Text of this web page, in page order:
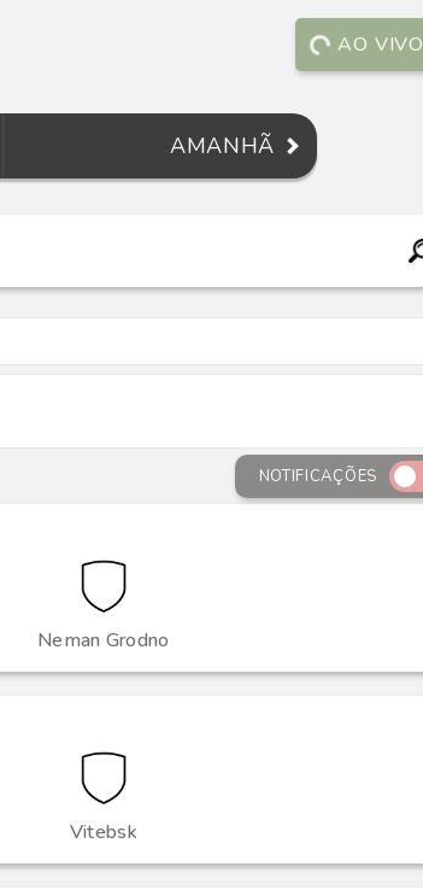
AO VIVO
AMANHÃ
NOTIFICAÇÕES
Neman Grodno
Vitebsk